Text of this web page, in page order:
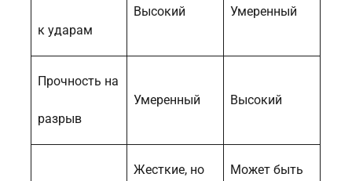
к ударам
Высокий Умеренный
Прочность на
разрыв
Умеренный Высокий
Жесткие, но Может быть